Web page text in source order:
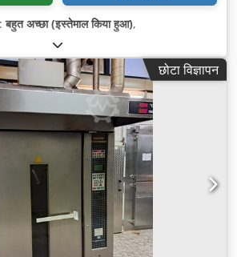
बहुत अच्छा (इस्तेमाल किया हुआ),
छोटा विज्ञापन